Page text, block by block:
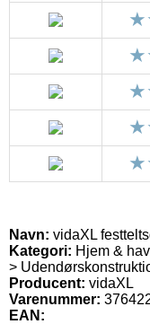
Navn: vidaXL
Kategori: Hjem &
>
Producent: vidaXL
Varenummer:
EAN: